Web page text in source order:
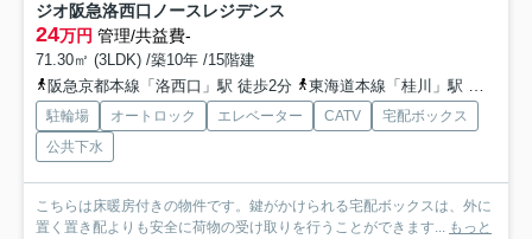
ジオ阪急洛西口ノースレジデンス
24万円 管理/共益費-
71.30㎡ (3LDK) /築10年 /15階建
阪急京都本線「洛西口」駅 徒歩2分
東海道本線「桂川」駅 徒歩10分
駐輪場 オートロック エレベーター CATV
宅配ボックス
公共下水
こちらは床暖房付きの物件です。鍵がかけられる宅配ボックスは、外に
置く置き配よりも安全に荷物の受け取りを行うことができます... もっと